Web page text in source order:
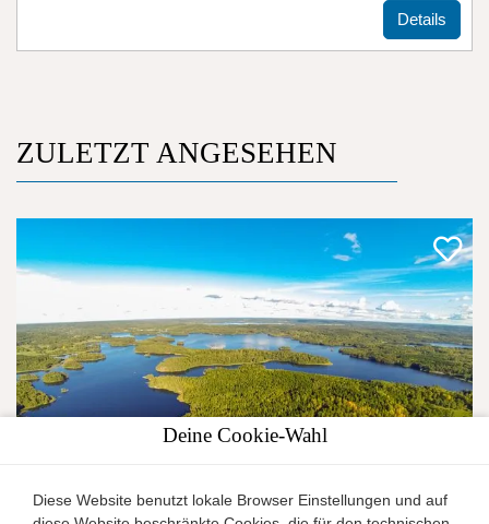
Details
ZULETZT ANGESEHEN
Deine Cookie-Wahl
Diese Website benutzt lokale Browser Einstellungen und auf